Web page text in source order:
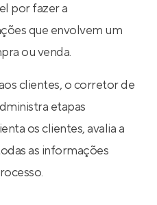
por fazer a
que envolvem um
ou venda.
clientes, o corretor de
etapas
os clientes, avalia a
as informações